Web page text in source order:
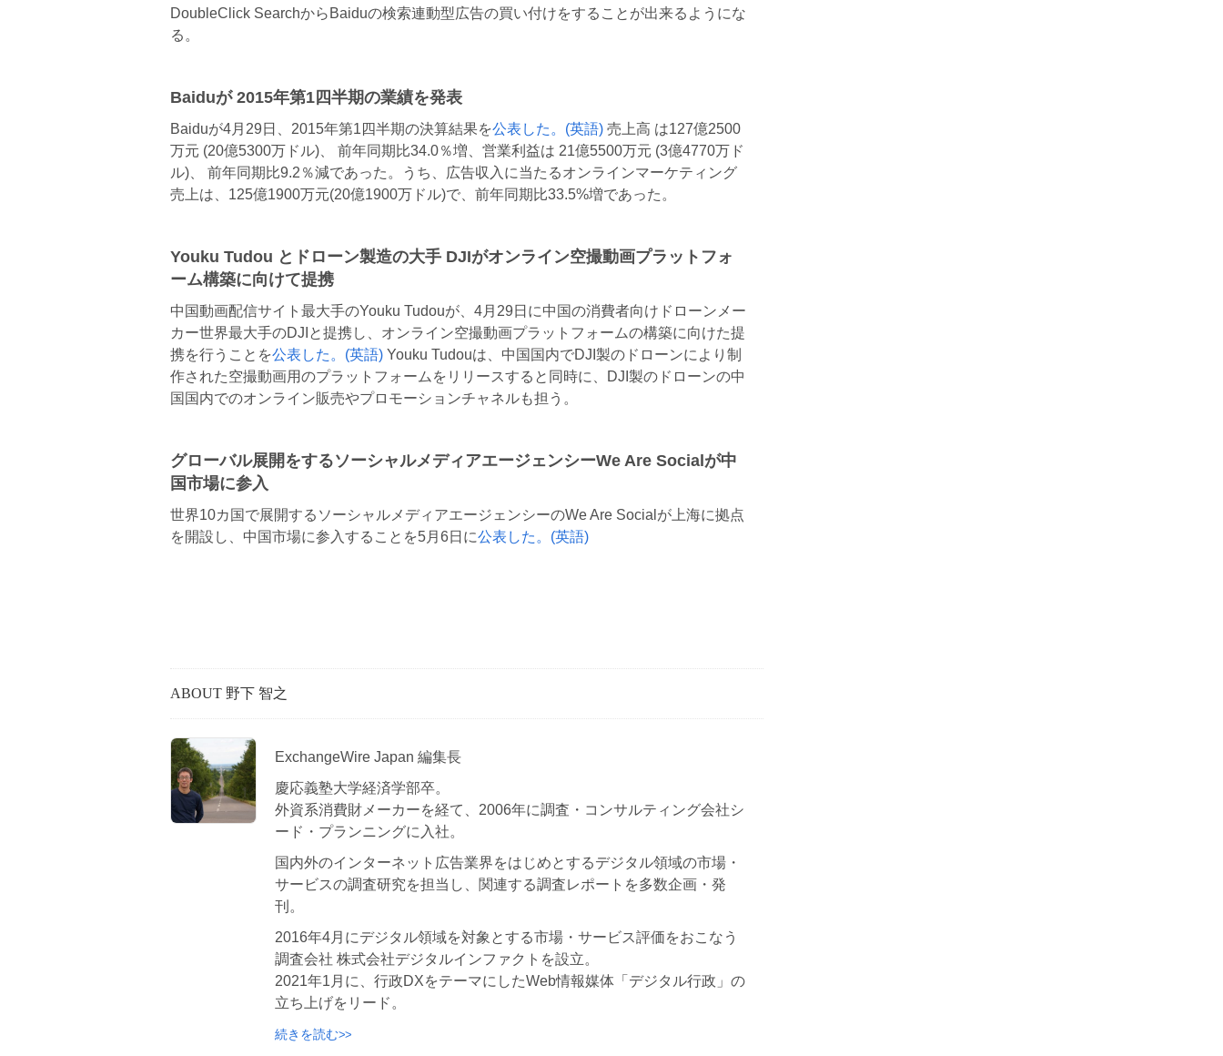
DoubleClick SearchからBaiduの検索連動型広告の買い付けをすることが出来るようにな
る。
Baiduが 2015年第1四半期の業績を発表
Baiduが4月29日、2015年第1四半期の決算結果を公表した。(英語) 売上高 は127億2500
万元 (20億5300万ドル)、 前年同期比34.0％増、営業利益は 21億5500万元 (3億4770万ド
ル)、 前年同期比9.2％減であった。うち、広告収入に当たるオンラインマーケティング
売上は、125億1900万元(20億1900万ドル)で、前年同期比33.5%増であった。
Youku Tudou とドローン製造の大手 DJIがオンライン空撮動画プラットフォ
ーム構築に向けて提携
中国動画配信サイト最大手のYouku Tudouが、4月29日に中国の消費者向けドローンメー
カー世界最大手のDJIと提携し、オンライン空撮動画プラットフォームの構築に向けた提
携を行うことを公表した。(英語) Youku Tudouは、中国国内でDJI製のドローンにより制
作された空撮動画用のプラットフォームをリリースすると同時に、DJI製のドローンの中
国国内でのオンライン販売やプロモーションチャネルも担う。
グローバル展開をするソーシャルメディアエージェンシーWe Are Socialが中
国市場に参入
世界10カ国で展開するソーシャルメディアエージェンシーのWe Are Socialが上海に拠点
を開設し、中国市場に参入することを5月6日に公表した。(英語)
ABOUT 野下 智之
ExchangeWire Japan 編集長
慶応義塾大学経済学部卒。
外資系消費財メーカーを経て、2006年に調査・コンサルティング会社シ
ード・プランニングに入社。
国内外のインターネット広告業界をはじめとするデジタル領域の市場・
サービスの調査研究を担当し、関連する調査レポートを多数企画・発
刊。
2016年4月にデジタル領域を対象とする市場・サービス評価をおこなう
調査会社 株式会社デジタルインファクトを設立。
2021年1月に、行政DXをテーマにしたWeb情報媒体「デジタル行政」の
立ち上げをリード。
続きを読む